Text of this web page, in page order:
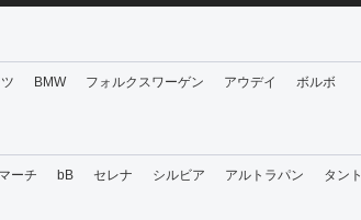
BMW フォルクスワーゲン アウデイ ボルボ
マーチ bB セレナ シルビア アルトラパン
タント